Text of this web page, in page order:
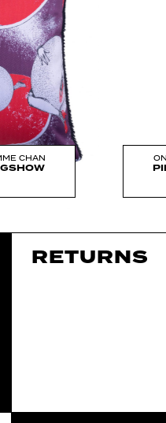
CHAN
RETURNS